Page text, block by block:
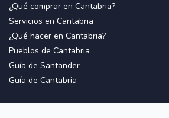
¿Qué comprar en Cantabria?
Servicios en Cantabria
¿Qué hacer en Cantabria?
Pueblos de Cantabria
Guía de Santander
Guía de Cantabria